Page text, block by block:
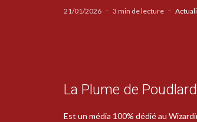
21/01/2026 3 min de lecture
La Plume de Poudlard
Est un média 100% dédié au